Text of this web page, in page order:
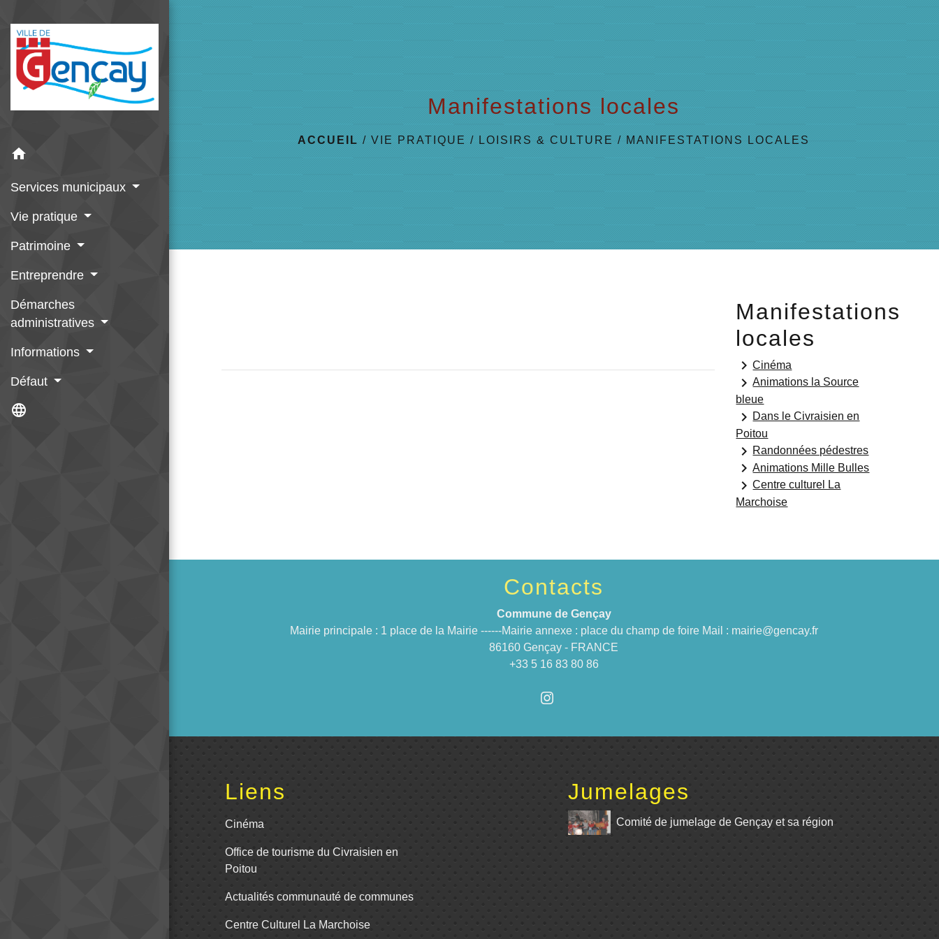
home
Services municipaux
Vie pratique
Patrimoine
Entreprendre
Démarches
administratives
Informations
Défaut
language
Manifestations locales
ACCUEIL /VIE PRATIQUE / LOISIRS & CULTURE / MANIFESTATIONS LOCALES
Manifestations
locales
keyboard_arrow_rightCinéma
keyboard_arrow_rightAnimations la Source
bleue
keyboard_arrow_rightDans le Civraisien en
Poitou
keyboard_arrow_rightRandonnées pédestres
keyboard_arrow_rightAnimations Mille Bulles
keyboard_arrow_rightCentre culturel La
Marchoise
Contacts
Commune de Gençay
Mairie principale : 1 place de la Mairie ------Mairie annexe : place du champ de foire Mail : mairie@gencay.fr
86160 Gençay - FRANCE
+33 5 16 83 80 86
Liens
Cinéma
Office de tourisme du Civraisien en
Poitou
Actualités communauté de communes
Centre Culturel La Marchoise
Jumelages
Comité de jumelage de Gençay et sa région